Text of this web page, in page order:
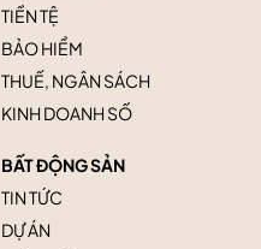
TIỀN TỆ
BẢO HIỂM
THUẾ, NGÂN SÁCH
KINH DOANH SỐ
BẤT ĐỘNG SẢN
TIN TỨC
DỰ ÁN